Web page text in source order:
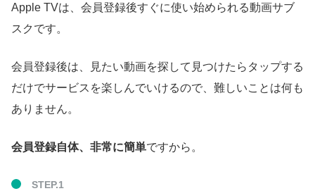
Apple TVは、会員登録後すぐに使い始められる動画サブ
スクです。
会員登録後は、見たい動画を探して見つけたらタップする
だけでサービスを楽しんでいけるので、難しいことは何も
ありません。
会員登録自体、非常に簡単ですから。
STEP.1